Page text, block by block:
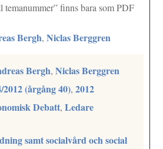
finns bara som PDF
Bergh,Niclas Berggren
Bergh,Niclas Berggren
2012 (årgång 40),2012
Debatt,Ledare
samt socialvård och social